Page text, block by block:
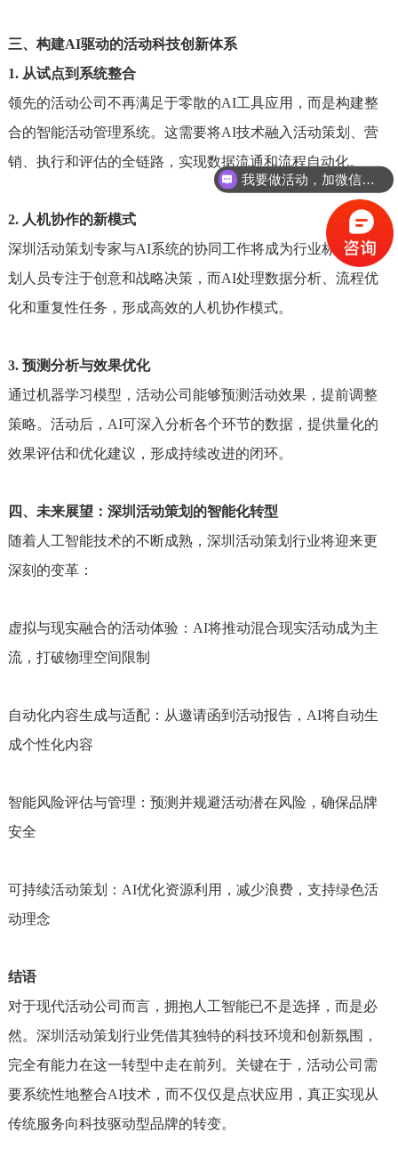
三、构建AI驱动的活动科技创新体系
1. 从试点到系统整合
领先的活动公司不再满足于零散的AI工具应用，而是构建整
合的智能活动管理系统。这需要将AI技术融入活动策划、营
销、执行和评估的全链路，实现数据流通和流程自动化。
2. 人机协作的新模式
深圳活动策划专家与AI系统的协同工作将成为行业标准。策
划人员专注于创意和战略决策，而AI处理数据分析、流程优
化和重复性任务，形成高效的人机协作模式。
3. 预测分析与效果优化
通过机器学习模型，活动公司能够预测活动效果，提前调整
策略。活动后，AI可深入分析各个环节的数据，提供量化的
效果评估和优化建议，形成持续改进的闭环。
四、未来展望：深圳活动策划的智能化转型
随着人工智能技术的不断成熟，深圳活动策划行业将迎来更
深刻的变革：
虚拟与现实融合的活动体验：AI将推动混合现实活动成为主
流，打破物理空间限制
自动化内容生成与适配：从邀请函到活动报告，AI将自动生
成个性化内容
智能风险评估与管理：预测并规避活动潜在风险，确保品牌
安全
可持续活动策划：AI优化资源利用，减少浪费，支持绿色活
动理念
结语
对于现代活动公司而言，拥抱人工智能已不是选择，而是必
然。深圳活动策划行业凭借其独特的科技环境和创新氛围，
完全有能力在这一转型中走在前列。关键在于，活动公司需
要系统性地整合AI技术，而不仅仅是点状应用，真正实现从
传统服务向科技驱动型品牌的转变。
我要做活动，加微信详聊